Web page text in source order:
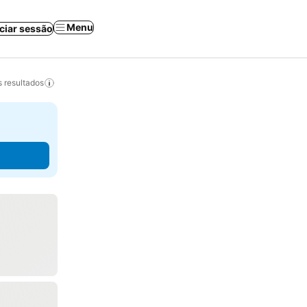
sessão Menu
resultados